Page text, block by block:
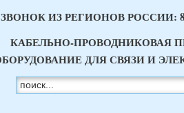
ЗВОНОК ИЗ РЕГИОНОВ РОССИИ:
КАБЕЛЬНО-ПРОВОДНИКОВАЯ
ДЛЯ СВЯЗИ И